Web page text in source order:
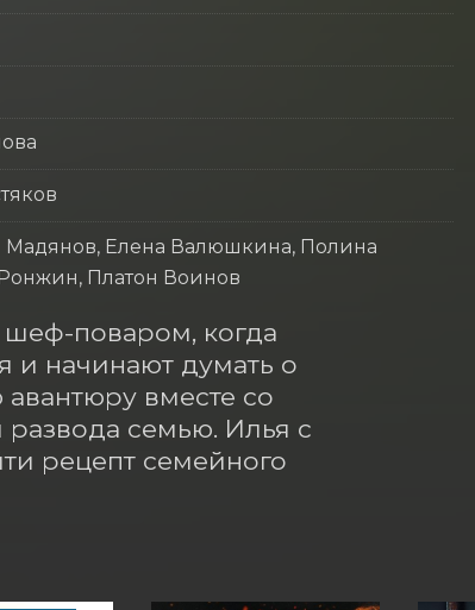
Елена Валюшкина, Полина
Платон Воинов
шеф-поваром, когда
и начинают думать о
вместе со
семью. Илья с
рецепт семейного